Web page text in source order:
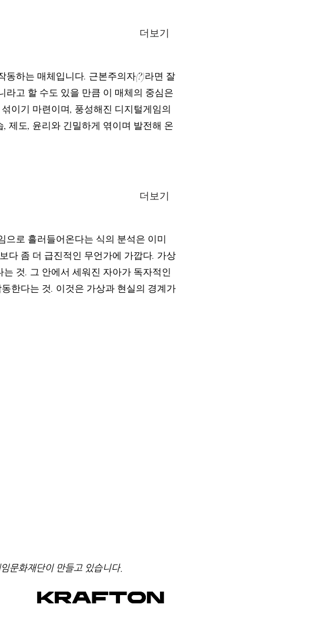
더보기
하는 매체입니다. 근본주의자(?)라면 잘
라고 할 수도 있을 만큼 이 매체의 중심은
이기 마련이며, 풍성해진 디지털게임의
제도, 윤리와 긴밀하게 엮이며 발전해 온
더보기
로 흘러들어온다는 식의 분석은 이미
다 좀 더 급진적인 무언가에 가깝다. 가상
것. 그 안에서 세워진 자아가 독자적인
한다는 것. 이것은 가상과 현실의 경계가
문화재단이 만들고 있습니다.